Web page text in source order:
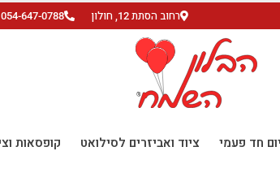
רחוב הסתת 12, חולון 054-647-0788
חד פעמי ציוד ואביזרים לסילואט קופסאות